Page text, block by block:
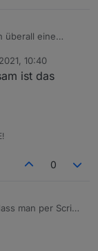
überall eine
10:40
ist das
0
man per Script
von 3
Im Orginal